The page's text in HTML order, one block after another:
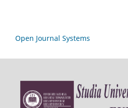
Open Journal Systems